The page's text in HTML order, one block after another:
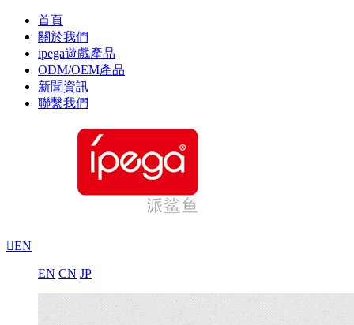
首頁
關於我們
ipega遊戲產品
ODM/OEM產品
新聞資訊
聯繫我們
EN
EN CN JP